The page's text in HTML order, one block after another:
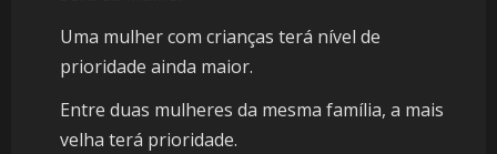
Uma mulher com crianças terá nível de
prioridade ainda maior.
Entre duas mulheres da mesma família, a mais
velha terá prioridade.